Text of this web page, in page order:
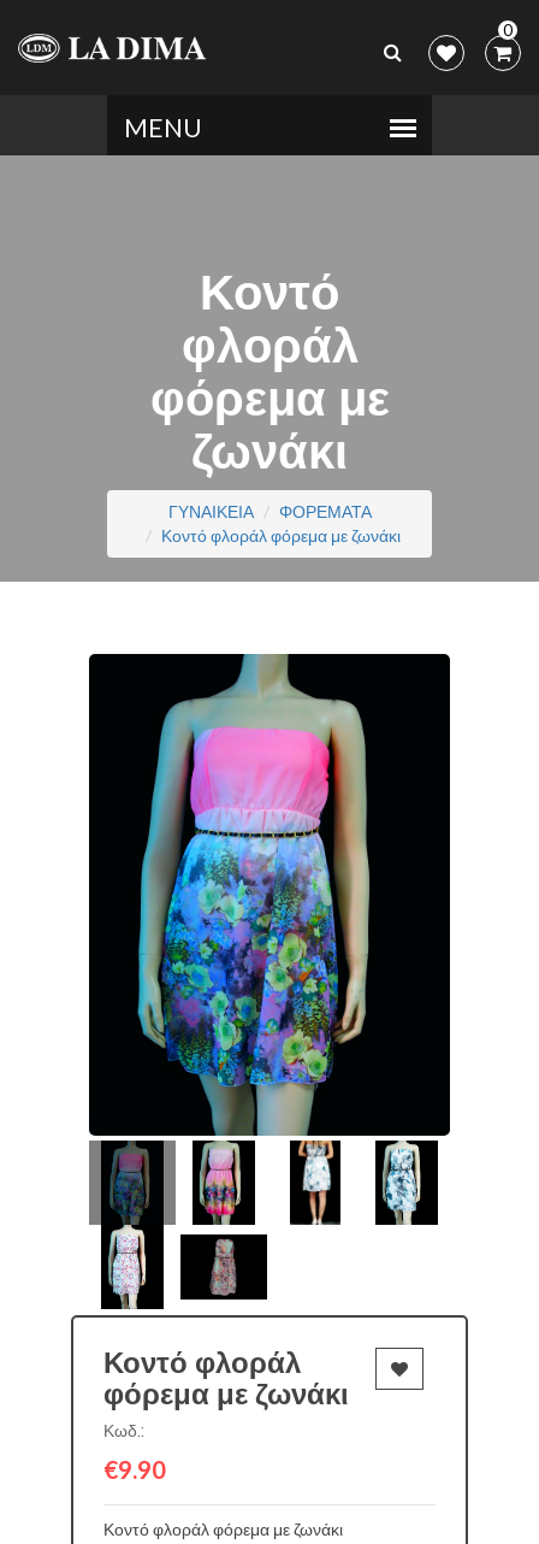
0
Κοντό
φλοράλ
φόρεμα με
ζωνάκι
ΓΥΝΑΙΚΕΙΑ
ΦΟΡΕΜΑΤΑ
Κοντό φλοράλ φόρεμα με ζωνάκι
Κοντό φλοράλ
φόρεμα με ζωνάκι
Κωδ.:
€9.90
Κοντό φλοράλ φόρεμα με ζωνάκι